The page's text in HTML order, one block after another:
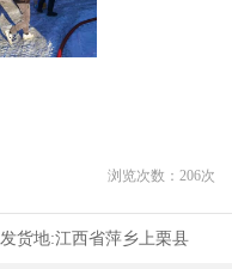
浏览次数： 206次
发货地:江西省萍乡上栗县